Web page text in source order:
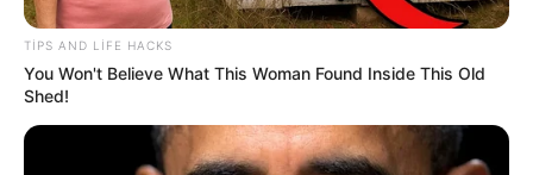
515 0 0
TIPS AND LIFE HACKS
You Won't Believe What This Woman Found Inside This Old
Shed!